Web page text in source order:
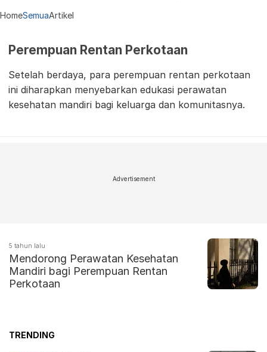
HomeSemuaArtikel
Perempuan Rentan Perkotaan
Setelah berdaya, para perempuan rentan perkotaan
ini diharapkan menyebarkan edukasi perawatan
kesehatan mandiri bagi keluarga dan komunitasnya.
Advertisement
5 tahun lalu
Mendorong Perawatan Kesehatan
Mandiri bagi Perempuan Rentan
Perkotaan
TRENDING